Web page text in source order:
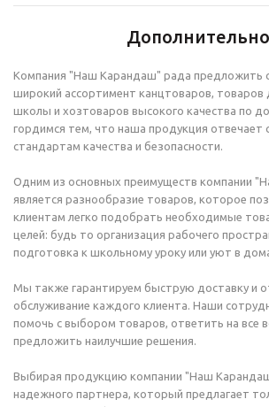
Дополнительно
Компания "Наш Карандаш" рада предложить
широкий ассортимент канцтоваров, товаров
школы и хозтоваров высокого качества по
гордимся тем, что наша продукция отвечает
стандартам качества и безопасности.
Одним из основных преимуществ компании
является разнообразие товаров, которое
клиентам легко подобрать необходимые
целей: будь то организация рабочего
подготовка к школьному уроку или уют в
Мы также гарантируем быструю доставку и
обслуживание каждого клиента. Наши
помочь с выбором товаров, ответить на все
предложить наилучшие решения.
Выбирая продукцию компании "Наш
надежного партнера, который предлагает